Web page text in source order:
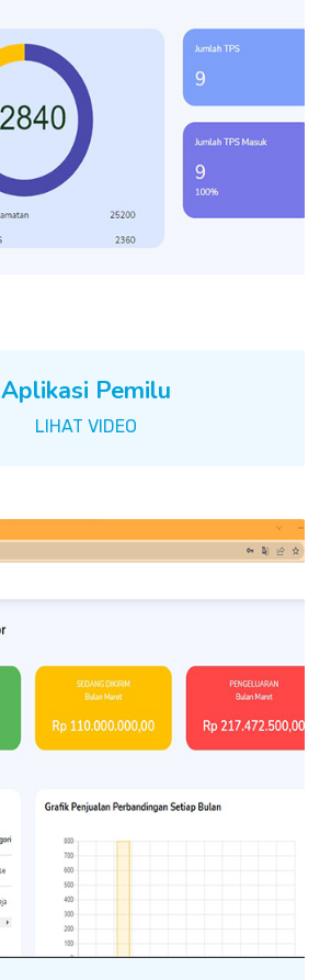
Aplikasi Pemilu
LIHAT VIDEO